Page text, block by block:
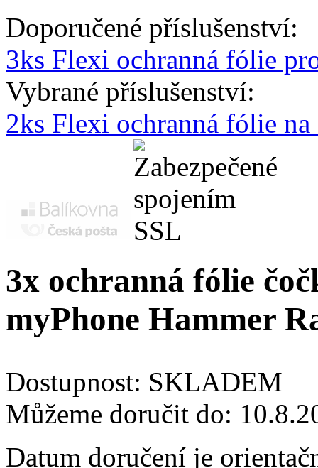
Doporučené příslušenství:
3ks Flexi ochranná fólie
Vybrané příslušenství:
2ks Flexi ochranná fólie
3x ochranná fólie
myPhone Hammer
Dostupnost: SKLADEM
Můžeme doručit do:
Datum doručení je